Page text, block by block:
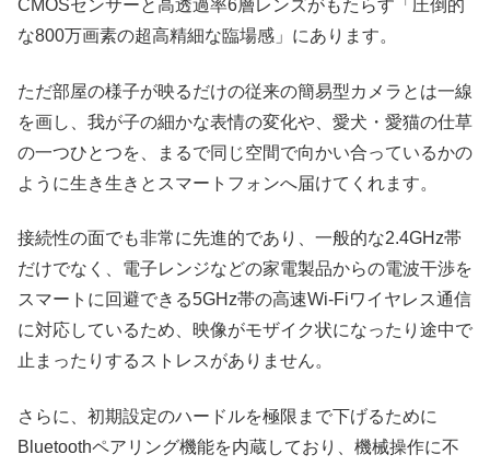
CMOSセンサーと高透過率6層レンズがもたらす「圧倒的
な800万画素の超高精細な臨場感」にあります。
ただ部屋の様子が映るだけの従来の簡易型カメラとは一線
を画し、我が子の細かな表情の変化や、愛犬・愛猫の仕草
の一つひとつを、まるで同じ空間で向かい合っているかの
ように生き生きとスマートフォンへ届けてくれます。
接続性の面でも非常に先進的であり、一般的な2.4GHz帯
だけでなく、電子レンジなどの家電製品からの電波干渉を
スマートに回避できる5GHz帯の高速Wi-Fiワイヤレス通信
に対応しているため、映像がモザイク状になったり途中で
止まったりするストレスがありません。
さらに、初期設定のハードルを極限まで下げるために
Bluetoothペアリング機能を内蔵しており、機械操作に不